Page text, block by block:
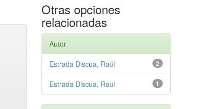
Otras opciones
relacionadas
Autor
2
Estrada Discua, Raúl
1
Estrada Discua, Raul